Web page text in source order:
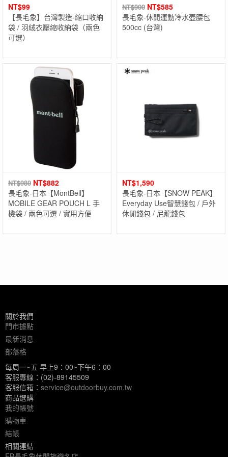
NT$99
【長毛象】台灣製造-縮口收納
袋 / 羽絨衣壓縮收納袋（兩色
可選）
NT$900 NT$585
長毛象-休閒運動冷水壺腰包
500cc (台灣)
NT$980 NT$882
長毛象-日本【MontBell】
MOBILE GEAR POUCH L 手
機袋 / 兩色可選 / 實用方便
NT$1,590
長毛象-日本【SNOW PEAK】
Everyday Use智慧錢包 / 戶外
休閒錢包 / 尼龍錢包
關於我們
門市據點
最新消息
部落格
每周一~五 早上9：00~下午6：00
客服專線：(02)-89145509
客服信箱： service@outdoorbuy.com.tw
商品選購
我的帳號
購物車
結帳
相關連結